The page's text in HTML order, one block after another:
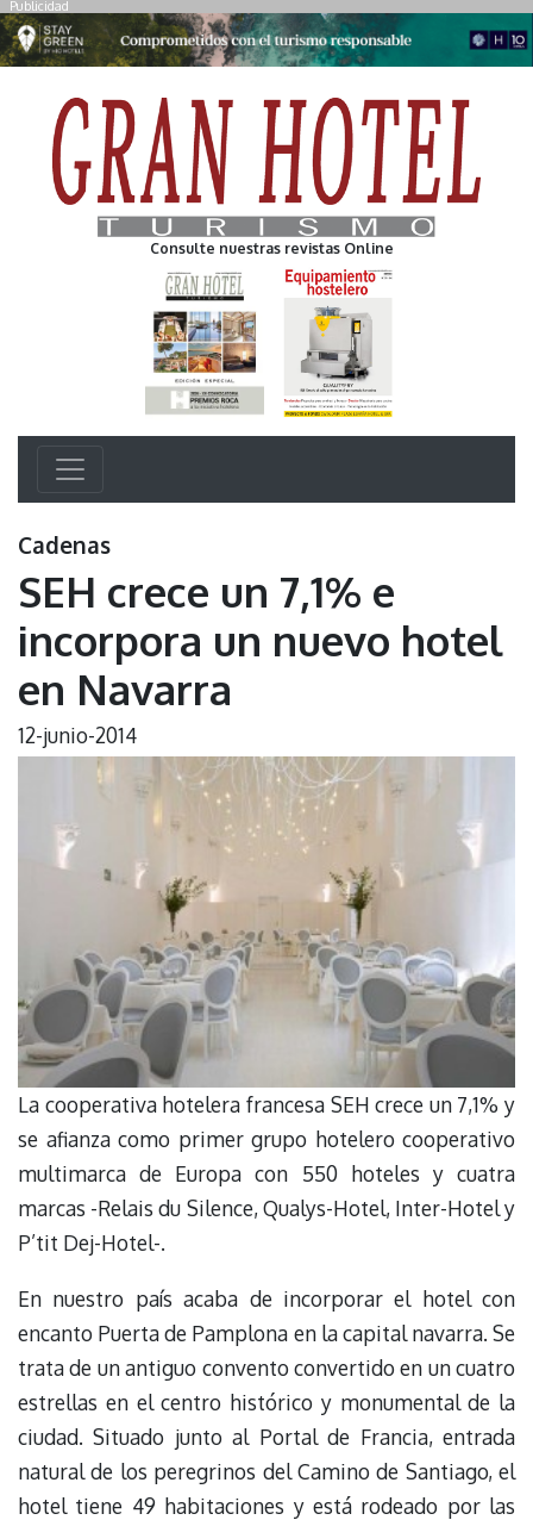
Publicidad
Consulte nuestras revistas Online
Cadenas
SEH crece un 7,1% e
incorpora un nuevo hotel
en Navarra
12-junio-2014
La cooperativa hotelera francesa SEH crece un 7,1% y
se afianza como primer grupo hotelero cooperativo
multimarca de Europa con 550 hoteles y cuatra
marcas -Relais du Silence, Qualys-Hotel, Inter-Hotel y
P’tit Dej-Hotel-.
En nuestro país acaba de incorporar el hotel con
encanto Puerta de Pamplona en la capital navarra. Se
trata de un antiguo convento convertido en un cuatro
estrellas en el centro histórico y monumental de la
ciudad. Situado junto al Portal de Francia, entrada
natural de los peregrinos del Camino de Santiago, el
hotel tiene 49 habitaciones y está rodeado por las